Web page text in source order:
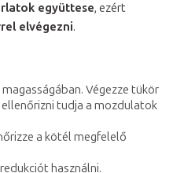
együttese, ezért
elvégezni.
Végezze tükör
tudja a mozdulatok
a kötél megfelelő
használni.